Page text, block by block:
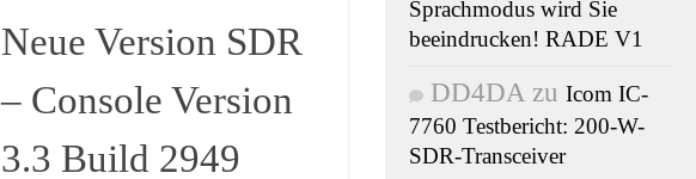
Neue Version SDR
– Console Version
3.3 Build 2949
Sprachmodus wird Sie
beeindrucken! RADE V1
DD4DAzu Icom IC-
7760 Testbericht: 200-W-
SDR-Transceiver